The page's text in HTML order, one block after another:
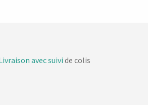
avec suivi de colis